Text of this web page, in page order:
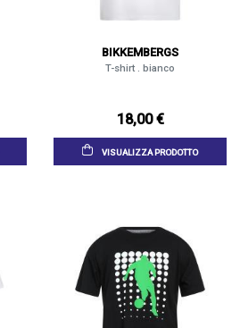
BIKKEMBERGS
T-shirt . bianco
18,00 €
VISUALIZZA PRODOTTO